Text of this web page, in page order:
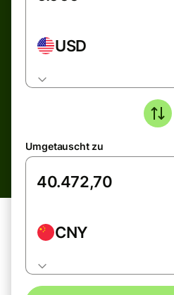
USD
Umgetauscht zu
CNY